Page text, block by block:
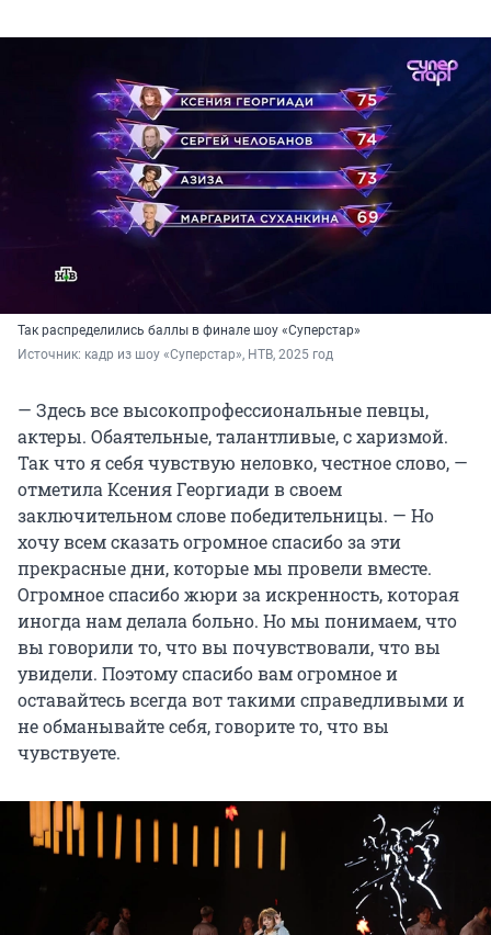
Так распределились баллы в финале шоу «Суперстар»
Источник: кадр из шоу «Суперстар», НТВ, 2025 год
— Здесь все высокопрофессиональные певцы,
актеры. Обаятельные, талантливые, с харизмой.
Так что я себя чувствую неловко, честное слово, —
отметила Ксения Георгиади в своем
заключительном слове победительницы. — Но
хочу всем сказать огромное спасибо за эти
прекрасные дни, которые мы провели вместе.
Огромное спасибо жюри за искренность, которая
иногда нам делала больно. Но мы понимаем, что
вы говорили то, что вы почувствовали, что вы
увидели. Поэтому спасибо вам огромное и
оставайтесь всегда вот такими справедливыми и
не обманывайте себя, говорите то, что вы
чувствуете.